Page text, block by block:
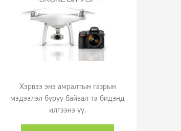
Хэрвээ энэ амралтын газрын
мэдээлэл буруу байвал та бидэнд
илгээнэ үү.